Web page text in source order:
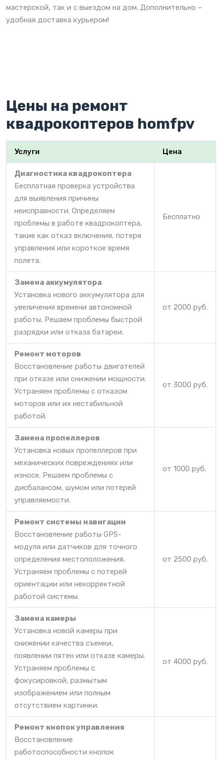
мастерской, так и с выездом на дом. Дополнительно –
удобная доставка курьером!
Цены на ремонт
квадрокоптеров homfpv
Услуги Цена
Диагностика квадрокоптера
Бесплатная проверка устройства
для выявления причины
неисправности. Определяем
проблемы в работе квадрокоптера,
такие как отказ включения, потеря
управления или короткое время
полета.
Бесплатно
Замена аккумулятора
Установка нового аккумулятора для
увеличения времени автономной
работы. Решаем проблемы быстрой
разрядки или отказа батареи.
от 2000 руб.
Ремонт моторов
Восстановление работы двигателей
при отказе или снижении мощности.
Устраняем проблемы с отказом
моторов или их нестабильной
работой.
от 3000 руб.
Замена пропеллеров
Установка новых пропеллеров при
механических повреждениях или
износе. Решаем проблемы с
дисбалансом, шумом или потерей
управляемости.
от 1000 руб.
Ремонт системы навигации
Восстановление работы GPS-
модуля или датчиков для точного
определения местоположения.
Устраняем проблемы с потерей
ориентации или некорректной
работой системы.
от 2500 руб.
Замена камеры
Установка новой камеры при
снижении качества съемки,
появлении пятен или отказе камеры.
Устраняем проблемы с
фокусировкой, размытым
изображением или полным
отсутствием картинки.
от 4000 руб.
Ремонт кнопок управления
Восстановление
работоспособности кнопок